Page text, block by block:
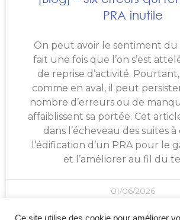
PRA inutile
On peut avoir le sentiment du
fait une fois que l’on s’est
de reprise d’activité.
comme en aval, il peut
nombre d’erreurs ou de
affaiblissent sa portée. Cet
dans l’écheveau des suites
l’édification d’un PRA pour le
et l’améliorer au fil du
01/06/2026